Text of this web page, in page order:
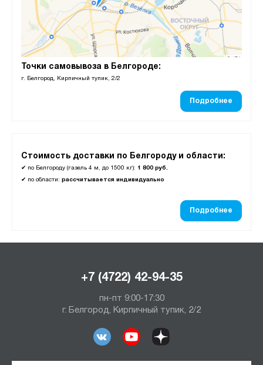
Точки самовывоза в Белгороде:
г. Белгород, Кирпичный тупик, 2/2
Подробнее
Стоимость доставки по Белгороду и области:
✔ по Белгороду (газель 4 м, до 1500 кг): 1 800 руб.
✔ по области: рассчитывается индивидуально
Подробнее
+7 (4722) 42-94-35
пн-пт 9:00-17:30
г. Белгород, Кирпичный тупик, 2/2